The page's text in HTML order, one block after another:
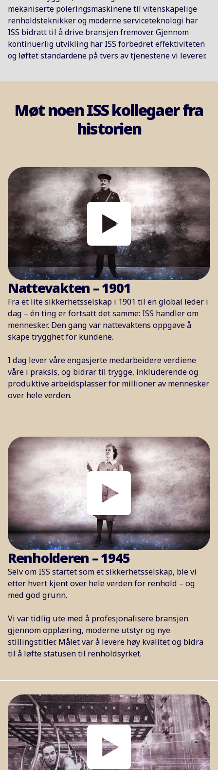
ISS er et av verdens største selskaper innen
facility services, med over 325 000 medarbeidere i
mer enn 60 land. Hver dag bidrar vi til å gjøre
kundenes hverdag enklere og mer produktiv
gjennom tjenester som støtter mennesker,
arbeidsplasser og virksomheter.
mekaniserte poleringsmaskinene til vitenskapelige
renholdsteknikker og moderne serviceteknologi har
ISS bidratt til å drive bransjen fremover. Gjennom
kontinuerlig utvikling har ISS forbedret effektiviteten
og løftet standardene på tvers av tjenestene vi leverer.
Møt noen ISS kollegaer fra
historien
Nattevakten – 1901
Fra et lite sikkerhetsselskap i 1901 til en global leder i
dag – én ting er fortsatt det samme: ISS handler om
mennesker. Den gang var nattevaktens oppgave å
skape trygghet for kundene.
I dag lever våre engasjerte medarbeidere verdiene
våre i praksis, og bidrar til trygge, inkluderende og
produktive arbeidsplasser for millioner av mennesker
over hele verden.
Renholderen – 1945
Selv om ISS startet som et sikkerhetsselskap, ble vi
etter hvert kjent over hele verden for renhold – og
med god grunn.
Vi var tidlig ute med å profesjonalisere bransjen
gjennom opplæring, moderne utstyr og nye
stillingstitler. Målet var å levere høy kvalitet og bidra
til å løfte statusen til renholdsyrket.